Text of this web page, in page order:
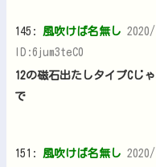
145: 風吹けば名無し
ID:6jum3teC0
12の磁石出たしタイプCじ
で
151: 風吹けば名無し